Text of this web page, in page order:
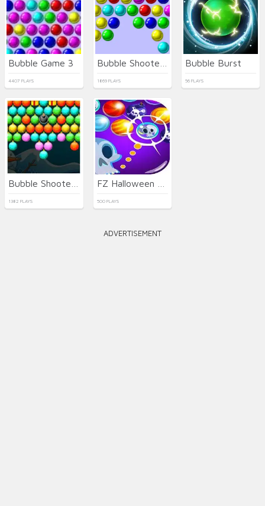
Bubble Game 3
4407 PLAYS 1869 PLAYS
Bubble Burst
56 PLAYS
1382 PLAYS 500 PLAYS
ADVERTISEMENT